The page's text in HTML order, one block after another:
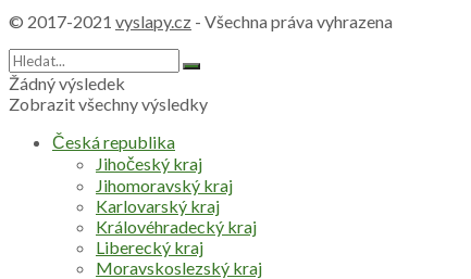
© 2017-2021 vyslapy.cz - Všechna práva vyhrazena
Žádný výsledek
Zobrazit všechny výsledky
Česká republika
Jihočeský kraj
Jihomoravský kraj
Karlovarský kraj
Královéhradecký kraj
Liberecký kraj
Moravskoslezský kraj